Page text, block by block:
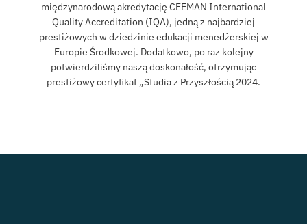
międzynarodową akredytację CEEMAN International
Quality Accreditation (IQA), jedną z najbardziej
prestiżowych w dziedzinie edukacji menedżerskiej w
Europie Środkowej. Dodatkowo, po raz kolejny
potwierdziliśmy naszą doskonałość, otrzymując
prestiżowy certyfikat „Studia z Przyszłością 2024.